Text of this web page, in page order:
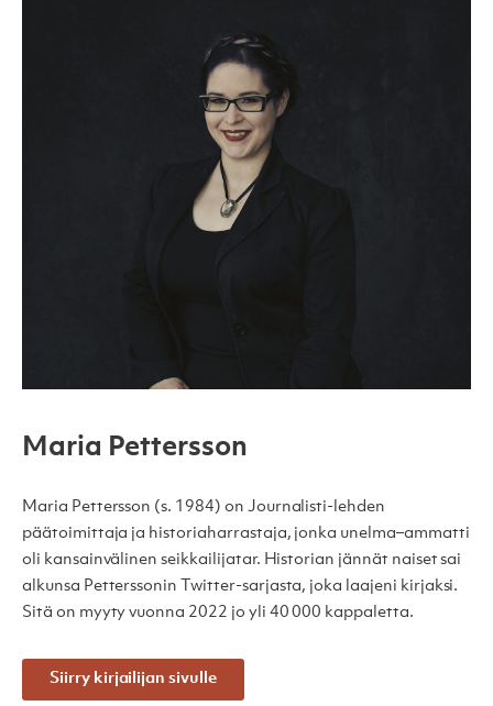
Maria Pettersson
Maria Pettersson (s. 1984) on Journalisti-lehden
päätoimittaja ja historiaharrastaja, jonka unelma–ammatti
oli kansainvälinen seikkailijatar. Historian jännät naiset sai
alkunsa Petterssonin Twitter-sarjasta, joka laajeni kirjaksi.
Sitä on myyty vuonna 2022 jo yli 40 000 kappaletta.
Siirry kirjailijan sivulle